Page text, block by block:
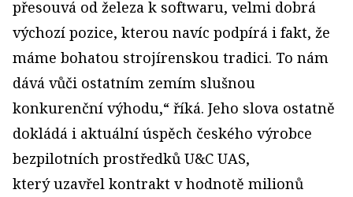
přesouvá od železa k softwaru, velmi dobrá
výchozí pozice, kterou navíc podpírá i fakt, že
máme bohatou strojírenskou tradici. To nám
dává vůči ostatním zemím slušnou
konkurenční výhodu,“ říká. Jeho slova ostatně
dokládá i aktuální úspěch českého výrobce
bezpilotních prostředků U&C UAS,
který uzavřel kontrakt v hodnotě milionů